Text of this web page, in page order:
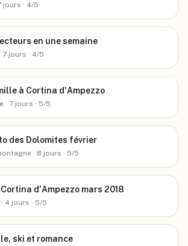
jours · 4/5
en une semaine
· 7 jours · 4/5
à Cortina d'Ampezzo
· 7 jours · 5/5
des Dolomites février
· 8 jours · 5/5
d'Ampezzo mars 2018
· 4 jours · 5/5
ski et romance